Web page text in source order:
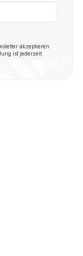
akzeptieren
ist jederzeit